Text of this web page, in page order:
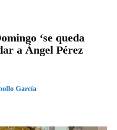
‘se queda
a Ángel Pérez
García